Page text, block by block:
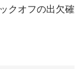
クオフの出欠確